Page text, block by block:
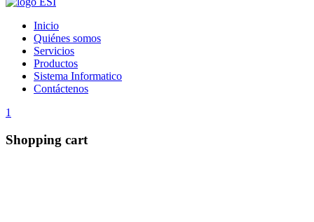
Inicio
Quiénes somos
Servicios
Productos
Sistema Informatico
Contáctenos
1
Shopping cart